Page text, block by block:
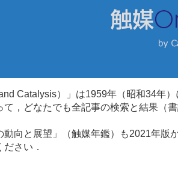
Catalysis）」は1959年（昭和34年
て，どなたでも全記事の検索と結果（
動向と展望」（触媒年鑑）も2021年
ださい．